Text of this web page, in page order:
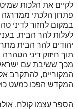
לקיים את הלכות
פתרון הלכתי
במקום לחזור לדיני
לעלות להר הבית.
יהודים להר הבית
תוך חיזוק דיני
מכך ששיבת עם ישראל
המקוריים, להתקרב
המקדש הפכו כמעט
הספר עצמו קולח,